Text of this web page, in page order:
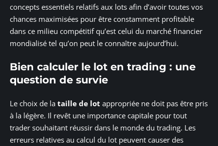
concepts essentiels relatifs aux lots afin d’avoir toutes vos
chances maximisées pour être constamment profitable
dans ce milieu compétitif qu’est celui du marché financier
mondialisé tel qu’on peut le connaître aujourd’hui.
Bien calculer le lot en trading : une
question de survie
Le choix de la taille de lot appropriée ne doit pas être pris
à la légère. Il revêt une importance capitale pour tout
trader souhaitant réussir dans le monde du trading. Les
erreurs relatives au calcul du lot peuvent causer des